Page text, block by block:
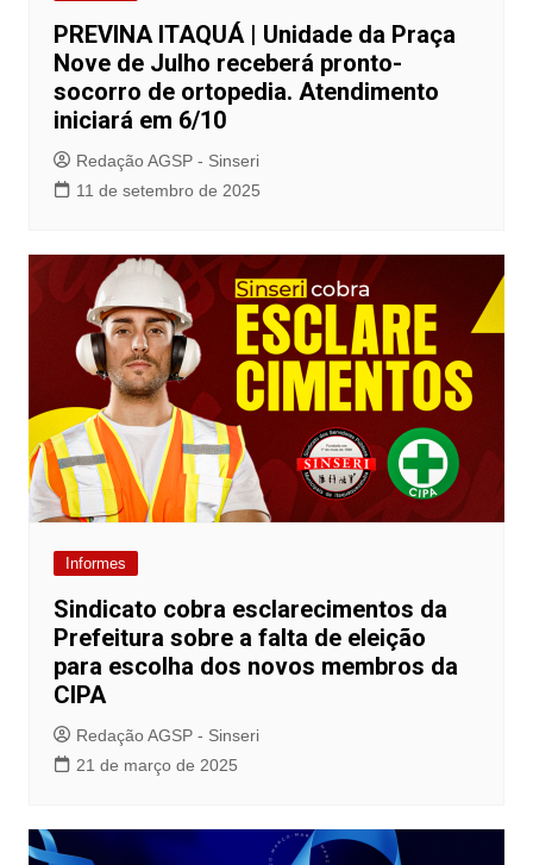
PREVINA ITAQUÁ | Unidade da Praça
Nove de Julho receberá pronto-
socorro de ortopedia. Atendimento
iniciará em 6/10
Redação AGSP - Sinseri
11 de setembro de 2025
Informes
Sindicato cobra esclarecimentos da
Prefeitura sobre a falta de eleição
para escolha dos novos membros da
CIPA
Redação AGSP - Sinseri
21 de março de 2025